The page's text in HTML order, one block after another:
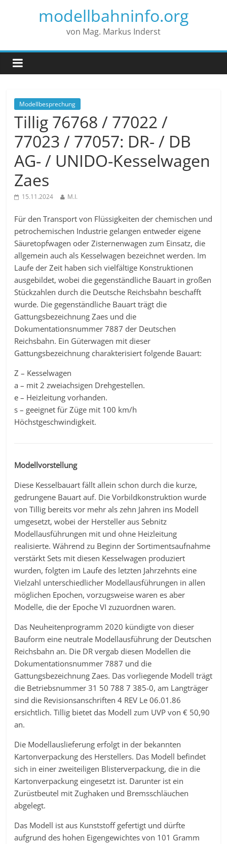
modellbahninfo.org
von Mag. Markus Inderst
Modellbesprechung
Tillig 76768 / 77022 /
77023 / 77057: DR- / DB
AG- / UNIDO-Kesselwagen
Zaes
15.11.2024 M.I.
Für den Transport von Flüssigkeiten der chemischen und
petrochemischen Industrie gelangen entweder eigene
Säuretopfwagen oder Zisternenwagen zum Einsatz, die
allgemein auch als Kesselwagen bezeichnet werden. Im
Laufe der Zeit haben sich vielfältige Konstruktionen
ausgebildet, wobei die gegenständliche Bauart in großen
Stückzahlen durch die Deutsche Reichsbahn beschafft
wurde. Die gegenständliche Bauart trägt die
Gattungsbezeichnung Zaes und die
Dokumentationsnummer 7887 der Deutschen
Reichsbahn. Ein Güterwagen mit dieser
Gattungsbezeichnung charakterisiert folgende Bauart:
Z – Kesselwagen
a – mit 2 zweiachsigen Drehgestellen.
e – Heizleitung vorhanden.
s – geeignet für Züge mit 100 km/h
Höchstgeschwindigkeit.
Modellvorstellung
Diese Kesselbauart fällt allein schon durch die kurze,
gedrungene Bauart auf. Die Vorbildkonstruktion wurde
von Tillig bereits vor mehr als zehn Jahren ins Modell
umgesetzt, wobei der Hersteller aus Sebnitz
Modellausführungen mit und ohne Heizleitung
realisierte. Während zu Beginn der Sortimentsaufnahme
verstärkt Sets mit diesen Kesselwagen produziert
wurden, folgten im Laufe des letzten Jahrzehnts eine
Vielzahl unterschiedlicher Modellausführungen in allen
möglichen Epochen, vorzugsweise waren es aber
Modelle, die der Epoche VI zuzuordnen waren.
Das Neuheitenprogramm 2020 kündigte von dieser
Bauform eine neutrale Modellausführung der Deutschen
Reichsbahn an. Die DR vergab diesen Modellen die
Dokumentationsnummer 7887 und die
Gattungsbezeichnung Zaes. Das vorliegende Modell trägt
die Betriebsnummer 31 50 788 7 385-0, am Langträger
sind die Revisionsanschriften 4 REV Le 06.01.86
ersichtlich. Tillig bietet das Modell zum UVP von € 50,90
an.
Die Modellauslieferung erfolgt in der bekannten
Kartonverpackung des Herstellers. Das Modell befindet
sich in einer zweiteiligen Blisterverpackung, die in die
Kartonverpackung eingesetzt ist. Darunter ist ein
Zurüstbeutel mit Zughaken und Bremsschläuchen
abgelegt.
Das Modell ist aus Kunststoff gefertigt und dürfte
aufgrund des hohen Eigengewichtes von 101 Gramm